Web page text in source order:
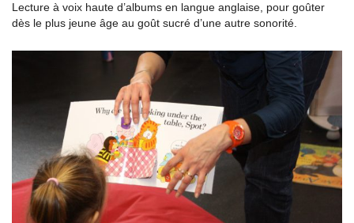
Lecture à voix haute d’albums en langue anglaise, pour goûter
dès le plus jeune âge au goût sucré d’une autre sonorité.